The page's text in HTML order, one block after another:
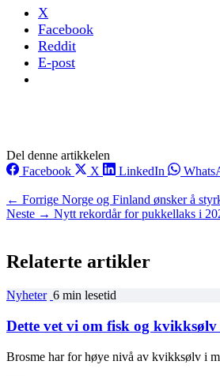
X
Facebook
Reddit
E-post
Del denne artikkelen
Facebook
X LinkedIn
← Forrige Norge og Finland ønsker å
Neste → Nytt rekordår for pukkellaks i
Relaterte artikler
Nyheter 6 min lesetid
Dette vet vi om fisk og
Brosme har for høye nivå av kvikksølv i